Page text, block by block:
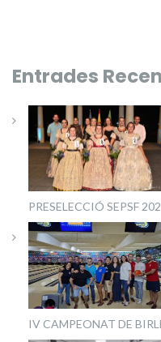
Entrades
PRESELECCIÓ SEPSF
IV CAMPEONAT DE